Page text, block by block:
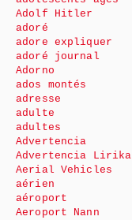
Adolf Hitler
adoré
adore expliquer
adoré journal
Adorno
ados montés
adresse
adulte
adultes
Advertencia
Advertencia Lirika
Aerial Vehicles
aérien
aéroport
Aeroport Nann